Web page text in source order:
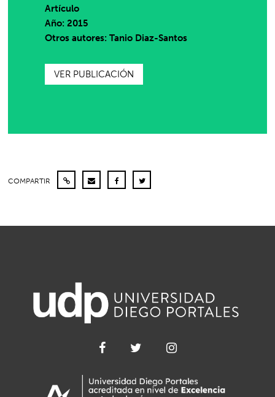
Artículo
Año: 2015
Otros autores: Tanio Diaz-Santos
VER PUBLICACIÓN
COMPARTIR